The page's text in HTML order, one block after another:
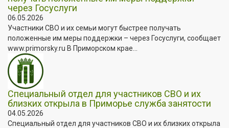
через Госуслуги
06.05.2026
Участники СВО и их семьи могут быстрее получать
положенные им меры поддержки – через Госуслуги, сообщает
www.primorsky.ru В Приморском крае...
Специальный отдел для участников СВО и их
близких открыла в Приморье служба занятости
04.05.2026
Специальный отдел для участников СВО и их близких открыла